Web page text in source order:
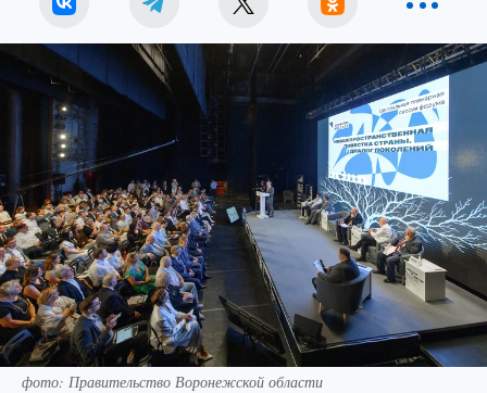
фото: Правительство Воронежской области